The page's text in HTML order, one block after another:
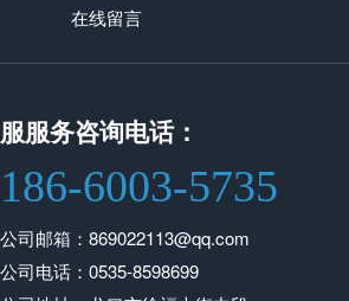
在线留言
服服务咨询电话：
186-6003-5735
公司邮箱：869022113@qq.com
公司电话：0535-8598699